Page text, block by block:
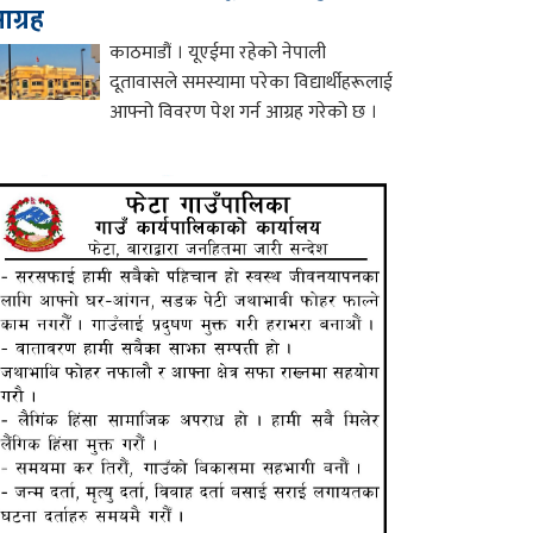
काठमाडौं । यूएईमा रहेको नेपाली
दूतावासले समस्यामा परेका विद्यार्थीहरूलाई
आफ्नो विवरण पेश गर्न आग्रह गरेको छ ।